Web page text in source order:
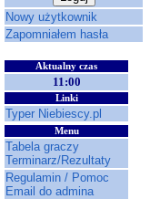
Nowy użytkownik
Zapomniałem hasła
Aktualny czas
11:00
Linki
Typer Niebiescy.pl
Menu
Tabela graczy
Terminarz/Rezultaty
Regulamin / Pomoc
Email do admina